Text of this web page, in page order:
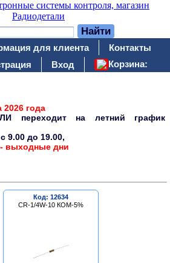
для клиента
Контакты
Вход Корзина:
2026 года
переходит на летний график
9.00 до 19.00,
выходные дни
Код: 12634
CR-1/4W-10 КОМ-5%